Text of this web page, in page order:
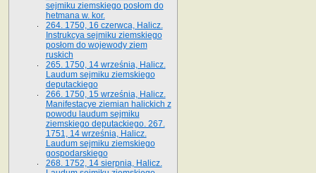
sejmiku ziemskiego posłom do
hetmana w. kor.
264. 1750, 16 czerwca, Halicz.
Instrukcya sejmiku ziemskiego
posłom do wojewody ziem
ruskich
265. 1750, 14 września, Halicz.
Laudum sejmiku ziemskiego
deputackiego
266. 1750, 15 września, Halicz.
Manifestacye ziemian halickich z
powodu laudum sejmiku
ziemskiego deputackiego. 267.
1751, 14 września, Halicz.
Laudum sejmiku ziemskiego
gospodarskiego
268. 1752, 14 sierpnia, Halicz.